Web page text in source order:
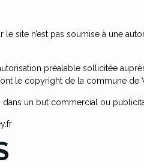
site n’est pas soumise à une
préalable sollicitée
le copyright de la commune de
un but commercial ou